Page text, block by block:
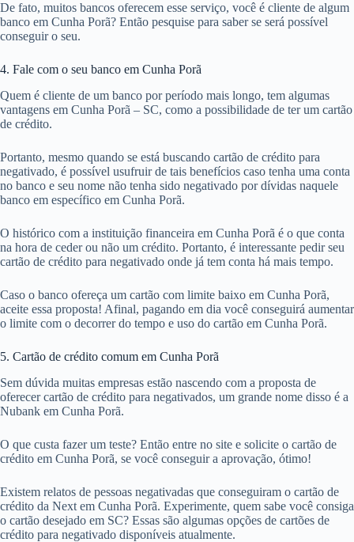
De fato, muitos bancos oferecem esse serviço, você é cliente de algum
banco em Cunha Porã? Então pesquise para saber se será possível
conseguir o seu.
4. Fale com o seu banco em Cunha Porã
Quem é cliente de um banco por período mais longo, tem algumas
vantagens em Cunha Porã – SC, como a possibilidade de ter um cartão
de crédito.
Portanto, mesmo quando se está buscando cartão de crédito para
negativado, é possível usufruir de tais benefícios caso tenha uma conta
no banco e seu nome não tenha sido negativado por dívidas naquele
banco em específico em Cunha Porã.
O histórico com a instituição financeira em Cunha Porã é o que conta
na hora de ceder ou não um crédito. Portanto, é interessante pedir seu
cartão de crédito para negativado onde já tem conta há mais tempo.
Caso o banco ofereça um cartão com limite baixo em Cunha Porã,
aceite essa proposta! Afinal, pagando em dia você conseguirá aumentar
o limite com o decorrer do tempo e uso do cartão em Cunha Porã.
5. Cartão de crédito comum em Cunha Porã
Sem dúvida muitas empresas estão nascendo com a proposta de
oferecer cartão de crédito para negativados, um grande nome disso é a
Nubank em Cunha Porã.
O que custa fazer um teste? Então entre no site e solicite o cartão de
crédito em Cunha Porã, se você conseguir a aprovação, ótimo!
Existem relatos de pessoas negativadas que conseguiram o cartão de
crédito da Next em Cunha Porã. Experimente, quem sabe você consiga
o cartão desejado em SC? Essas são algumas opções de cartões de
crédito para negativado disponíveis atualmente.